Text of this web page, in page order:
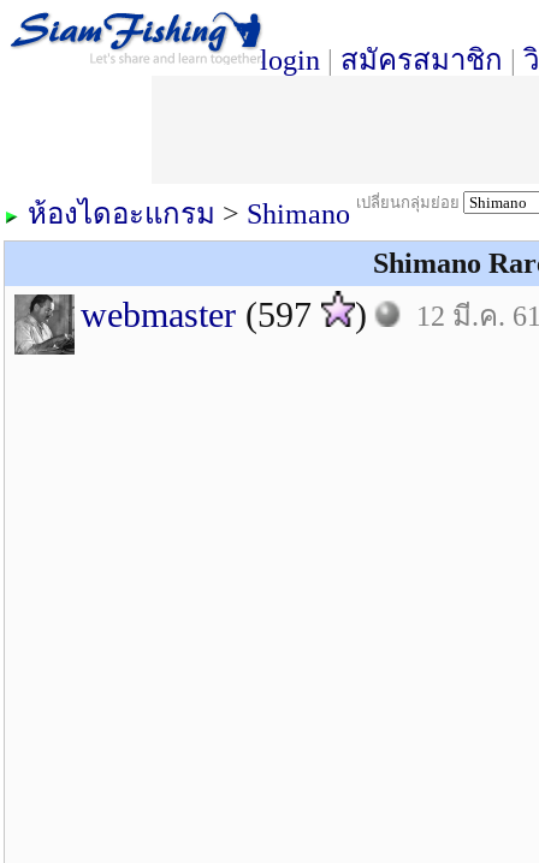
login | สมัครสมาชิก |
เปลี่ยนกลุ่มย่อย
ห้องไดอะแกรม > Shimano
Shimano
webmaster (597 ) 12 มี.ค.